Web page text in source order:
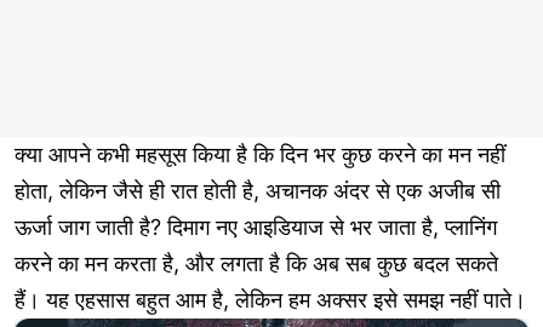
क्या आपने कभी महसूस किया है कि दिन भर कुछ करने का मन नहीं
होता, लेकिन जैसे ही रात होती है, अचानक अंदर से एक अजीब सी
ऊर्जा जाग जाती है? दिमाग नए आइडियाज से भर जाता है, प्लानिंग
करने का मन करता है, और लगता है कि अब सब कुछ बदल सकते
हैं। यह एहसास बहुत आम है, लेकिन हम अक्सर इसे समझ नहीं पाते।